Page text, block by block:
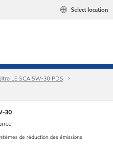
Select location
LE SCA 5W-30 PDS
30
de réduction des émissions